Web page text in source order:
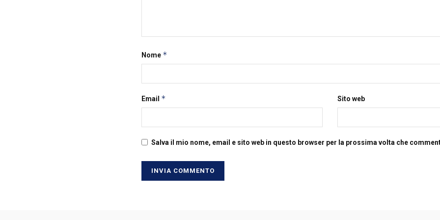
Nome *
Email * Sito web
Salva il mio nome, email e sito web in questo browser per la prossima volta che